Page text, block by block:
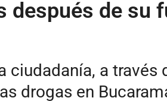
después de
ciudadanía, a
drogas en